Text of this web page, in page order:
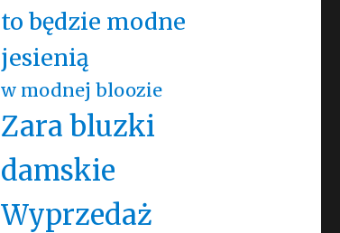
to będzie modne
jesienią
w modnej bloozie
Zara bluzki
damskie
Wyprzedaż